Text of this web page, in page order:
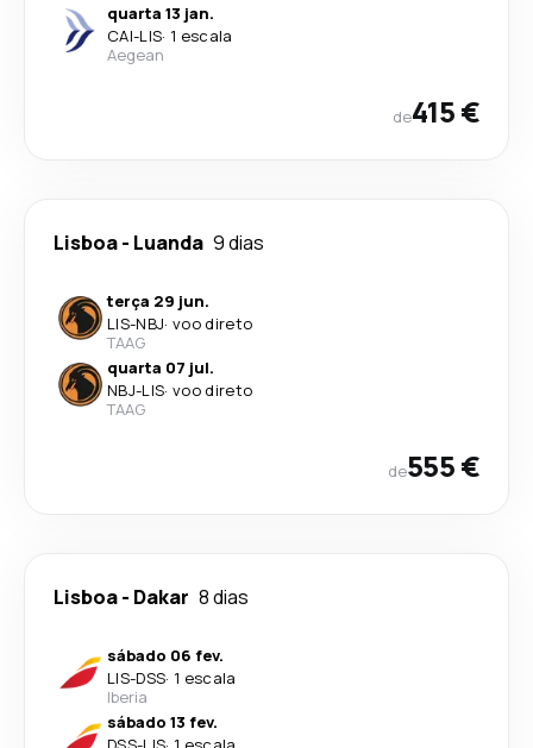
quarta 13 jan.
CAI-LIS· 1 escala
Aegean
de415 €
Lisboa- Luanda 9 dias
terça 29 jun.
LIS-NBJ· voo direto
TAAG
quarta 07 jul.
NBJ-LIS· voo direto
TAAG
de555 €
Lisboa- Dakar 8 dias
sábado 06 fev.
LIS-DSS· 1 escala
Iberia
sábado 13 fev.